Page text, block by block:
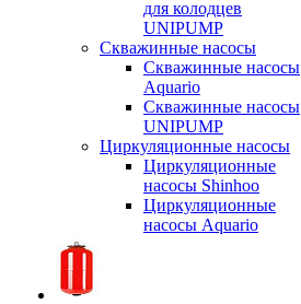
для колодцев
UNIPUMP
Скважинные насосы
Скважинные насосы
Aquario
Скважинные насосы
UNIPUMP
Циркуляционные насосы
Циркуляционные
насосы Shinhoo
Циркуляционные
насосы Aquario